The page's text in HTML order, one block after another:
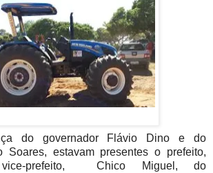
do governador Flávio Dino e do
Soares, estavam presentes o prefeito,
prefeito, Chico Miguel, do